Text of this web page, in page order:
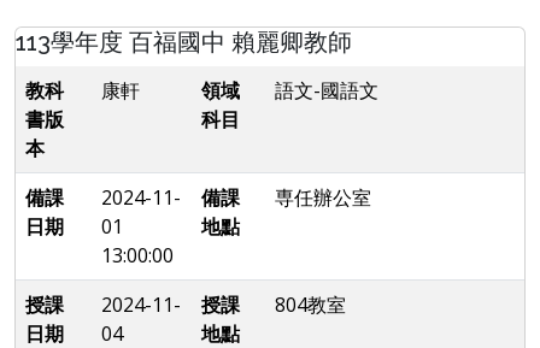
113學年度 百福國中 賴麗卿教師
教科
書版
本
康軒
領域
科目
語文-國語文
備課
日期
2024-11-
01
13:00:00
備課
地點
専任辦公室
授課
日期
2024-11-
04
授課
地點
804教室